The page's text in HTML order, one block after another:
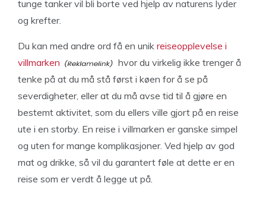
tunge tanker vil bli borte ved hjelp av naturens lyder
og krefter.
Du kan med andre ord få en unik reiseopplevelse i
villmarken
hvor du virkelig ikke trenger å
tenke på at du må stå først i køen for å se på
severdigheter, eller at du må avse tid til å gjøre en
bestemt aktivitet, som du ellers ville gjort på en reise
ute i en storby. En reise i villmarken er ganske simpel
og uten for mange komplikasjoner. Ved hjelp av god
mat og drikke, så vil du garantert føle at dette er en
reise som er verdt å legge ut på.